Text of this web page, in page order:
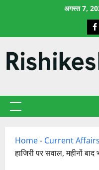
अगस्त 7,
प्राथमिक
Home- Current Affairs
हाजिरी पर सवाल, महीनों